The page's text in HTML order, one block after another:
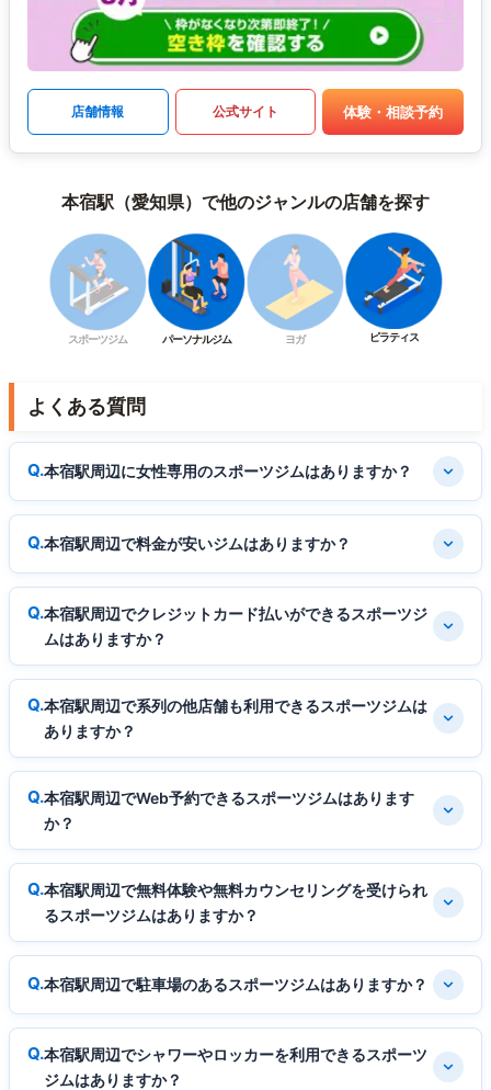
店舗情報 公式サイト 体験・相談予約
本宿駅（愛知県）で他のジャンルの店舗を探す
スポーツジム パーソナルジム ヨガ ピラティス
よくある質問
本宿駅周辺に女性専用のスポーツジムはありますか？
本宿駅周辺で料金が安いジムはありますか？
本宿駅周辺でクレジットカード払いができるスポーツジ
ムはありますか？
本宿駅周辺で系列の他店舗も利用できるスポーツジムは
ありますか？
本宿駅周辺でWeb予約できるスポーツジムはあります
か？
本宿駅周辺で無料体験や無料カウンセリングを受けられ
るスポーツジムはありますか？
本宿駅周辺で駐車場のあるスポーツジムはありますか？
本宿駅周辺でシャワーやロッカーを利用できるスポーツ
ジムはありますか？